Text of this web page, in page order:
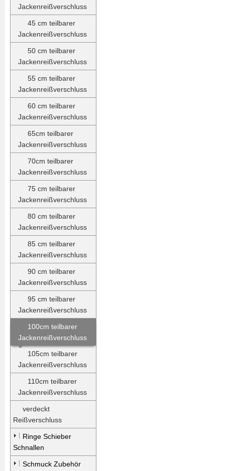
Jackenreißverschluss
45 cm teilbarer
Jackenreißverschluss
50 cm teilbarer
Jackenreißverschluss
55 cm teilbarer
Jackenreißverschluss
60 cm teilbarer
Jackenreißverschluss
65cm teilbarer
Jackenreißverschluss
70cm teilbarer
Jackenreißverschluss
75 cm teilbarer
Jackenreißverschluss
80 cm teilbarer
Jackenreißverschluss
85 cm teilbarer
Jackenreißverschluss
90 cm teilbarer
Jackenreißverschluss
95 cm teilbarer
Jackenreißverschluss
100cm teilbarer
Jackenreißverschluss
105cm teilbarer
Jackenreißverschluss
110cm teilbarer
Jackenreißverschluss
verdeckt
Reißverschluss
Ringe Schieber
Schnallen
Schmuck Zubehör